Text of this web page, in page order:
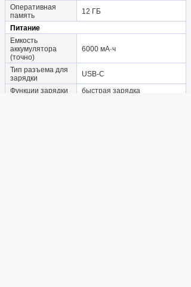
Оперативная
память
12 ГБ
Питание
Емкость
аккумулятора
(точно)
6000 мА·ч
Тип разъема для
зарядки
USB-C
Функции зарядки
быстрая зарядка